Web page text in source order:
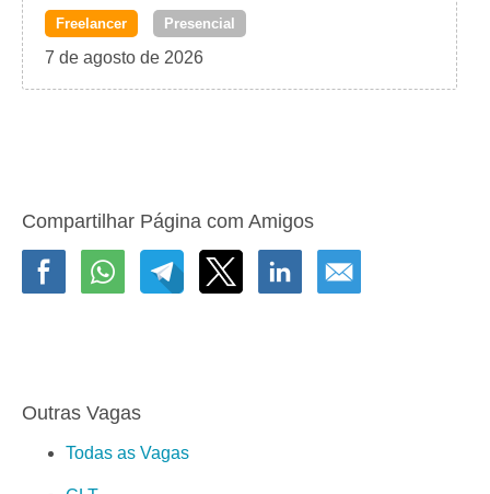
Freelancer Presencial
7 de agosto de 2026
Compartilhar Página com Amigos
Outras Vagas
Todas as Vagas